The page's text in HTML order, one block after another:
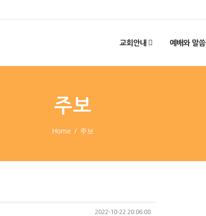
교회안내 예배와 말씀
주보
Home 주보
2022-10-22 20:06:08